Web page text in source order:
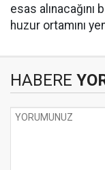
esas
huzur ortamını
HABERE